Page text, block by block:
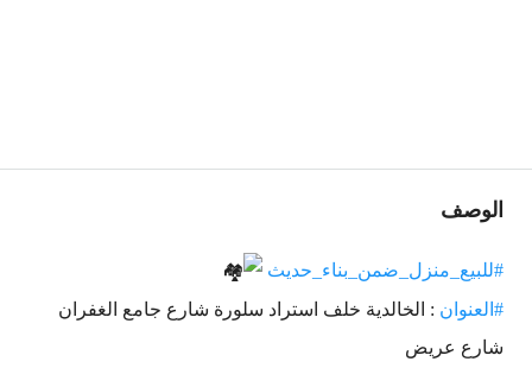
الوصف
#للبيع_منزل_ضمن_بناء_حديث
#العنوان : الخالدية خلف استراد سلورة شارع جامع الغفران
شارع عريض